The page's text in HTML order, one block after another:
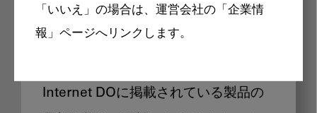
「いいえ」の場合は、運営会社の「企業情
報」ページへリンクします。
製品価格も閲覧可能
Internet DOに掲載されている製品の